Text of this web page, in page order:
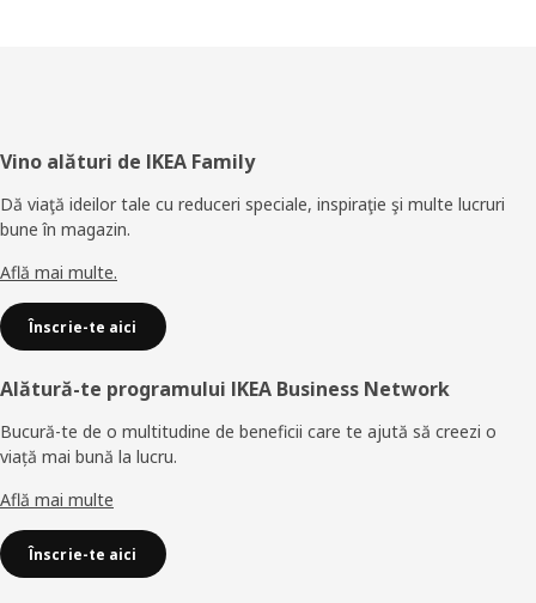
Subsol
Vino alături de IKEA Family
Dă viaţă ideilor tale cu reduceri speciale, inspiraţie şi multe lucruri
bune în magazin.
Află mai multe.
Înscrie-te aici
Alătură-te programului IKEA Business Network
Bucură-te de o multitudine de beneficii care te ajută să creezi o
viață mai bună la lucru.
Află mai multe
Înscrie-te aici